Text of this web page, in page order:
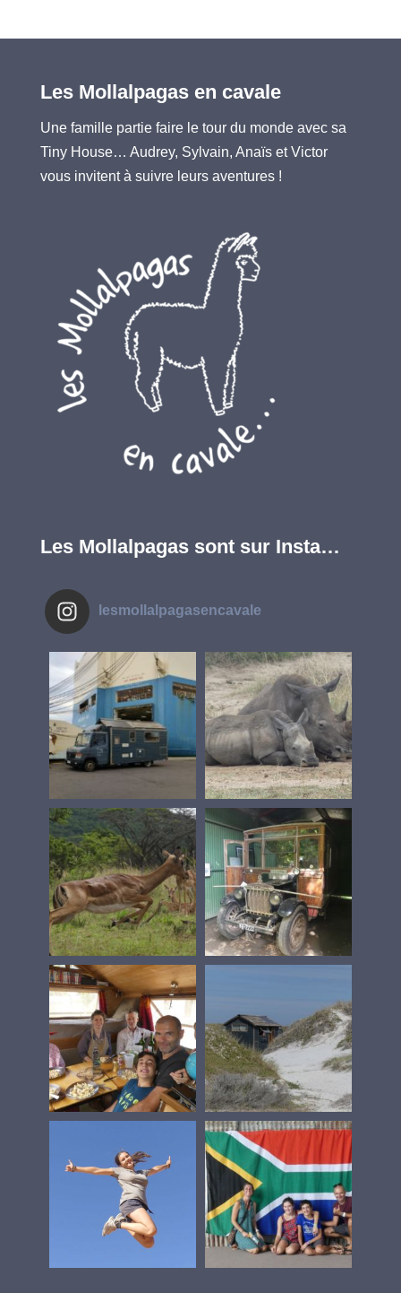
Les Mollalpagas en cavale
Une famille partie faire le tour du monde avec sa
Tiny House… Audrey, Sylvain, Anaïs et Victor
vous invitent à suivre leurs aventures !
Les Mollalpagas sont sur Insta…
lesmollalpagasencavale